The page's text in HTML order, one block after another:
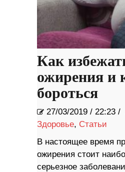
Как
ожирения и
бороться
27/03/2019 / 22:23 /
Здоровье, Статьи
В настоящее время
ожирения стоит
серьезное